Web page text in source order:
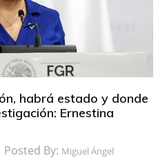
habrá estado y donde
Ernestina
Posted By: Miguel Ángel